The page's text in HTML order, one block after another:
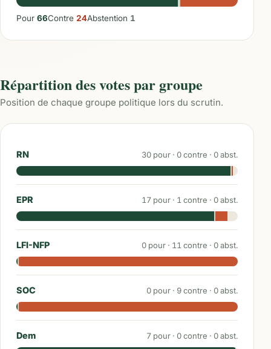
Pour 66Contre 24Abstention 1
Répartition des votes par groupe
Position de chaque groupe politique lors du scrutin.
RN 30 pour · 0contre · 0abst.
EPR 17 pour · 1 contre · 0abst.
LFI-NFP 0 pour · 11 contre · 0abst.
SOC 0 pour · 9contre · 0abst.
Dem 7 pour · 0contre · 0abst.